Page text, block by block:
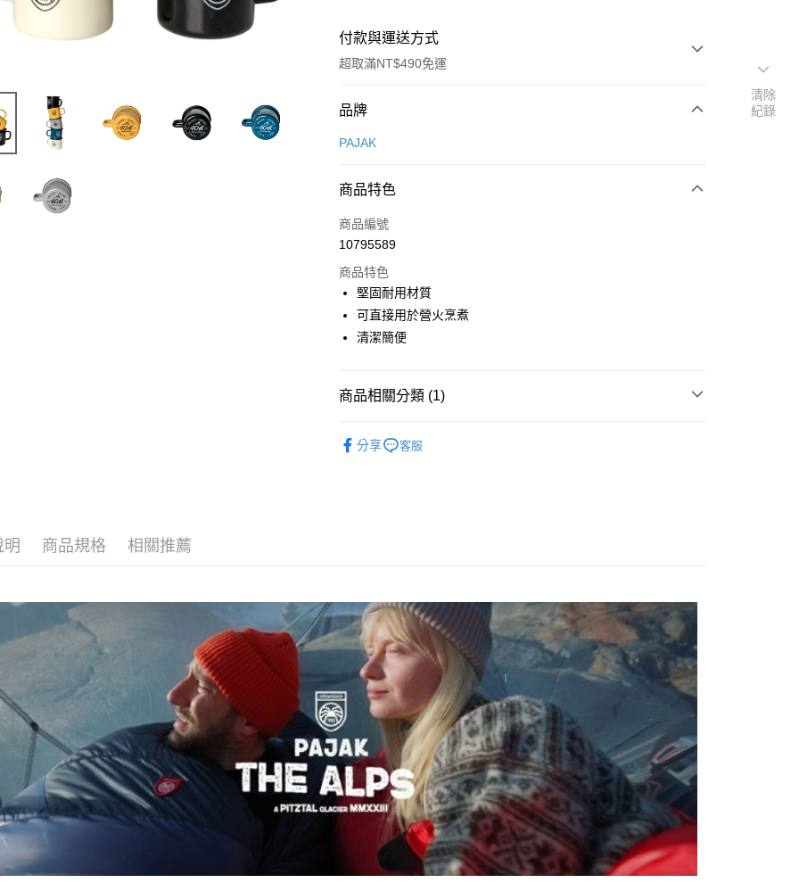
付款與運送方式
超取滿NT$490免運
付款方式
信用卡一次付款
合作金庫商業銀行
華南商業銀行
上海商業儲蓄銀行
國泰世華商業銀行
臺灣中小企業銀行
聯邦商業銀行
台新國際商業銀行
超商取貨付款
LINE Pay
Apple Pay
ATM付款
運送方式
每筆NT$60，滿NT$490(含以上)免運費
每筆NT$60，滿NT$490(含以上)免運費
宅配
每筆NT$80，滿NT$490(含以上)免運費
離島宅配
每筆NT$80，滿NT$490(含以上)免運費
付款後門市自取
免運費
品牌
PAJAK
商品特色
商品編號
10795589
商品特色
堅固耐用材質
可直接用於營火烹煮
清潔簡便
商品相關分類 (1)
分享
客服
明 商品規格 相關推薦
清除
紀錄